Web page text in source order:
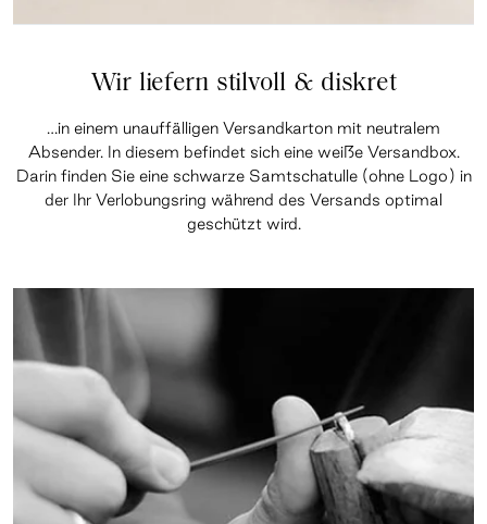
Wir liefern stilvoll & diskret
…in einem unauffälligen Versandkarton mit neutralem
Absender. In diesem befindet sich eine weiße Versandbox.
Darin finden Sie eine schwarze Samtschatulle (ohne Logo) in
der Ihr Verlobungsring während des Versands optimal
geschützt wird.